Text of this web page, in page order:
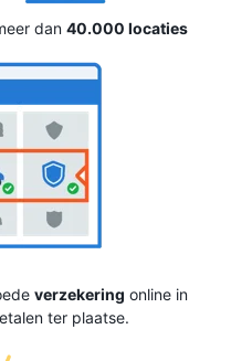
dan 40.000 locaties
verzekering online in
ter plaatse.